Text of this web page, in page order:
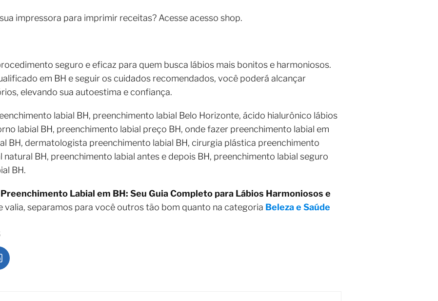
impressora para imprimir receitas? Acesse acesso shop.
seguro e eficaz para quem busca lábios mais bonitos e harmoniosos.
em BH e seguir os cuidados recomendados, você poderá alcançar
elevando sua autoestima e confiança.
labial BH, preenchimento labial Belo Horizonte, ácido hialurônico lábios
labial BH, preenchimento labial preço BH, onde fazer preenchimento labial em
BH, dermatologista preenchimento labial BH, cirurgia plástica preenchimento
natural BH, preenchimento labial antes e depois BH, preenchimento labial seguro
BH.
Preenchimento Labial em BH: Seu Guia Completo para Lábios Harmoniosos e
valia, separamos para você outros tão bom quanto na categoria Beleza e Saúde